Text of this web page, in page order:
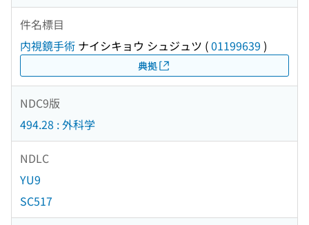
件名標目
内視鏡手術 ナイシキョウ シュジュツ (01199639 )
典拠
NDC9版
494.28 : 外科学
NDLC
YU9
SC517